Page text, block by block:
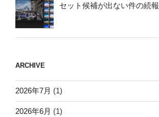
セット候補が出ない件の続報
ARCHIVE
2026年7月 (1)
2026年6月 (1)